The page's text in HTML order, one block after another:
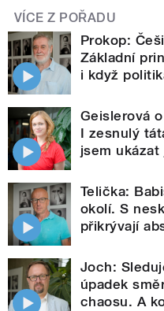
VÍCE Z POŘADU
Prokop:
Základní
i když
Geislerová
I zesnulý
jsem
Telička:
okolí. S
přikrývají
Joch:
úpadek
chaosu. A